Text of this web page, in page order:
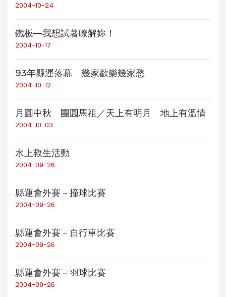
2004-10-24
鐵板—我想試著瞭解妳！
2004-10-17
93年縣運落幕 幾家歡樂幾家愁
2004-10-12
月圓中秋 團圓馬祖／天上有明月 地上有溫情
2004-10-03
水上救生活動
2004-09-26
縣運會外賽－撞球比賽
2004-09-26
縣運會外賽－自行車比賽
2004-09-26
縣運會外賽－羽球比賽
2004-09-26